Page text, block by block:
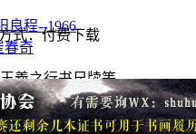
式：付费下载
羲之行书尺牍等
式：付费下载
良程--1966
春奇